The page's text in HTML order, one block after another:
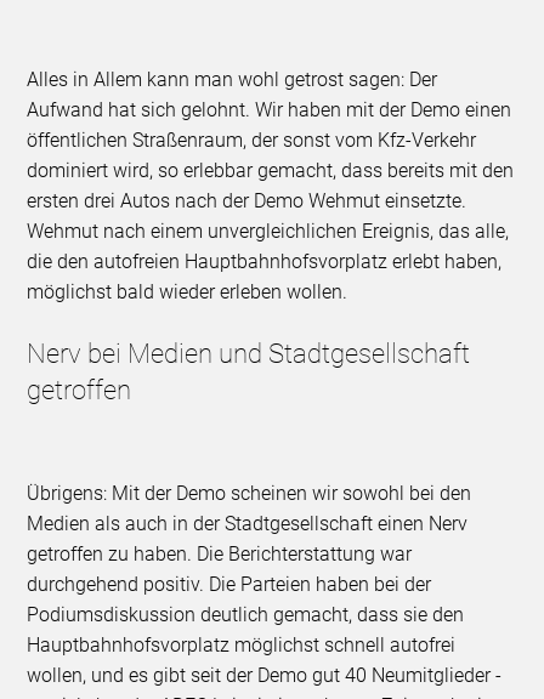
Alles in Allem kann man wohl getrost sagen: Der
Aufwand hat sich gelohnt. Wir haben mit der Demo einen
öffentlichen Straßenraum, der sonst vom Kfz-Verkehr
dominiert wird, so erlebbar gemacht, dass bereits mit den
ersten drei Autos nach der Demo Wehmut einsetzte.
Wehmut nach einem unvergleichlichen Ereignis, das alle,
die den autofreien Hauptbahnhofsvorplatz erlebt haben,
möglichst bald wieder erleben wollen.
Nerv bei Medien und Stadtgesellschaft
getroffen
Übrigens: Mit der Demo scheinen wir sowohl bei den
Medien als auch in der Stadtgesellschaft einen Nerv
getroffen zu haben. Die Berichterstattung war
durchgehend positiv. Die Parteien haben bei der
Podiumsdiskussion deutlich gemacht, dass sie den
Hauptbahnhofsvorplatz möglichst schnell autofrei
wollen, und es gibt seit der Demo gut 40 Neumitglieder -